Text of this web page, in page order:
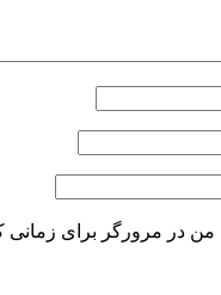
من در مرورگر برای زمانی